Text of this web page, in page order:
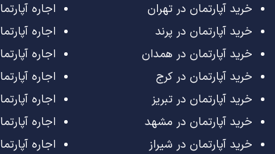
خرید آپارتمان در تهران
خرید آپارتمان در پرند
خرید آپارتمان در همدان
خرید آپارتمان در کرج
خرید آپارتمان در تبریز
خرید آپارتمان در مشهد
خرید آپارتمان در شیراز
اجاره
اجاره
اجاره
اجاره
اجاره
اجاره
اجاره